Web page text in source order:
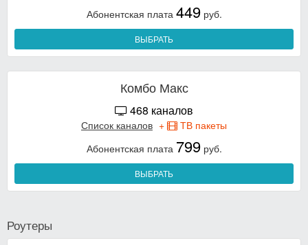
Абонентская плата 449руб.
ВЫБРАТЬ
Комбо Макс
468 каналов
Список каналов +
ТВ пакеты
Абонентская плата 799руб.
ВЫБРАТЬ
Роутеры